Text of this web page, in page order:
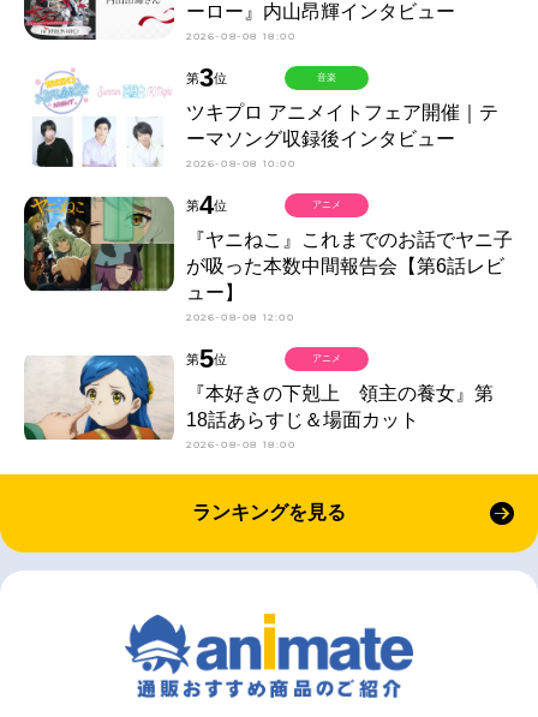
ーロー』内山昂輝インタビュー
2026-08-08 18:00
第3位
ツキプロ アニメイトフェア開催｜テ
ーマソング収録後インタビュー
2026-08-08 10:00
音楽
第4位
『ヤニねこ』これまでのお話でヤニ子
が吸った本数中間報告会【第6話レビ
ュー】
2026-08-08 12:00
アニメ
第5位
『本好きの下剋上 領主の養女』第
18話あらすじ＆場面カット
2026-08-08 18:00
アニメ
ランキングを見る